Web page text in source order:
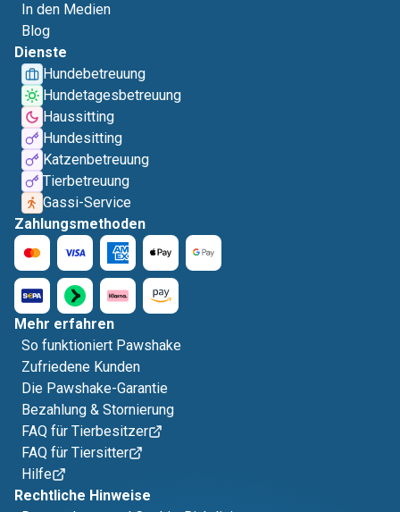
In den Medien
Blog
Dienste
Hundebetreuung
Hundetagesbetreuung
Haussitting
Hundesitting
Katzenbetreuung
Tierbetreuung
Gassi-Service
Zahlungsmethoden
Mehr erfahren
So funktioniert Pawshake
Zufriedene Kunden
Die Pawshake-Garantie
Bezahlung & Stornierung
FAQ für Tierbesitzer
FAQ für Tiersitter
Hilfe
Rechtliche Hinweise